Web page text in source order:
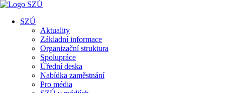
SZÚ
Aktuality
Základní informace
Organizační struktura
Spolupráce
Úřední deska
Nabídka zaměstnání
Pro média